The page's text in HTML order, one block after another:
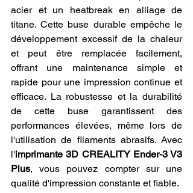
acier et un heatbreak en alliage de
titane. Cette buse durable empêche le
développement excessif de la chaleur
et peut être remplacée facilement,
offrant une maintenance simple et
rapide pour une impression continue et
efficace. La robustesse et la durabilité
de cette buse garantissent des
performances élevées, même lors de
l'utilisation de filaments abrasifs. Avec
l'imprimante 3D CREALITY Ender-3 V3
Plus, vous pouvez compter sur une
qualité d'impression constante et fiable.